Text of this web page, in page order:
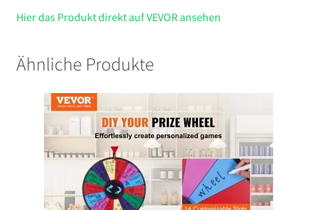
Hier das Produkt direkt auf VEVOR ansehen
Ähnliche Produkte